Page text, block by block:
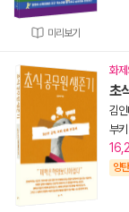
미리보기
화
초
김인
부키
양